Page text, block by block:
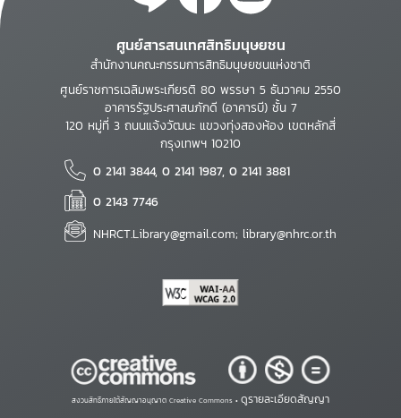
ศูนย์สารสนเทศสิทธิมนุษยชน
สำนักงานคณะกรรมการสิทธิมนุษยชนแห่งชาติ
ศูนย์ราชการเฉลิมพระเกียรติ 80 พรรษา 5 ธันวาคม 2550
อาคารรัฐประศาสนภักดี (อาคารบี) ชั้น 7
120 หมู่ที่ 3 ถนนแจ้งวัฒนะ แขวงทุ่งสองห้อง เขตหลักสี่
กรุงเทพฯ 10210
0 2141 3844, 0 2141 1987, 0 2141 3881
0 2143 7746
NHRCT.Library@gmail.com; library@nhrc.or.th
สงวนสิทธิ์ภายใต้สัญญาอนุญาต Creative Commons • ดูรายละเอียดสัญญา